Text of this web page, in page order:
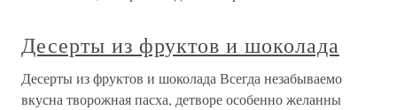
Десерты из фруктов и шоколада
Десерты из фруктов и шоколада Всегда незабываемо
вкусна творожная пасха, детворе особенно желанны